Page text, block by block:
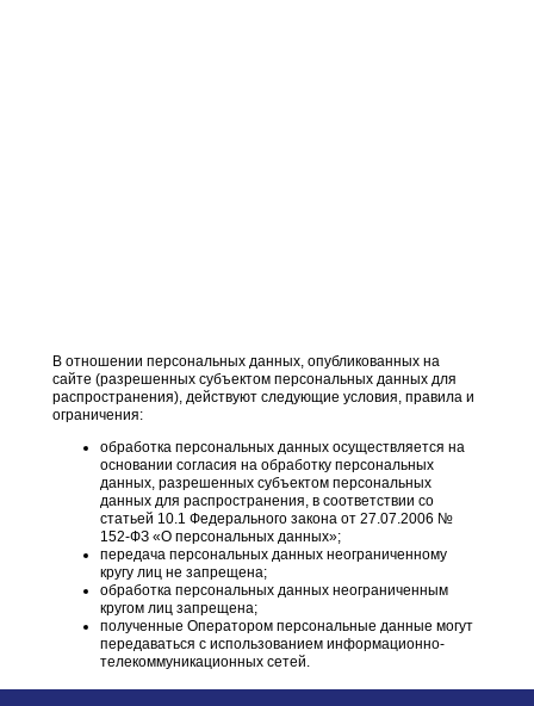
В отношении персональных данных, опубликованных на
сайте (разрешенных субъектом персональных данных для
распространения), действуют следующие условия, правила и
ограничения:
обработка персональных данных осуществляется на
основании согласия на обработку персональных
данных, разрешенных субъектом персональных
данных для распространения, в соответствии со
статьей 10.1 Федерального закона от 27.07.2006 №
152-ФЗ «О персональных данных»;
передача персональных данных неограниченному
кругу лиц не запрещена;
обработка персональных данных неограниченным
кругом лиц запрещена;
полученные Оператором персональные данные могут
передаваться с использованием информационно-
телекоммуникационных сетей.